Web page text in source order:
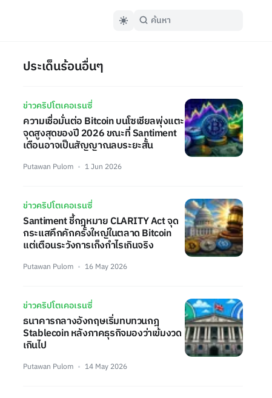
ประเด็นร้อนอื่นๆ
ข่าวคริปโตเคอเรนซี่
ความเชื่อมั่นต่อ Bitcoin บนโซเชียลพุ่งแตะ
จุดสูงสุดของปี 2026 ขณะที่ Santiment
เตือนอาจเป็นสัญญาณลบระยะสั้น
Putawan Pulom 1 Jun 2026
ข่าวคริปโตเคอเรนซี่
Santiment ชี้กฎหมาย CLARITY Act จุด
กระแสคึกคักครั้งใหญ่ในตลาด Bitcoin
แต่เตือนระวังการเก็งกำไรเกินจริง
Putawan Pulom 16 May 2026
ข่าวคริปโตเคอเรนซี่
ธนาคารกลางอังกฤษเริ่มทบทวนกฎ
Stablecoin หลังภาคธุรกิจมองว่าเข้มงวด
เกินไป
Putawan Pulom 14 May 2026